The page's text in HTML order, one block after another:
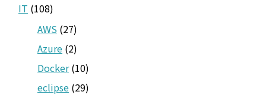
IT (108)
AWS (27)
Azure (2)
Docker(10)
eclipse (29)